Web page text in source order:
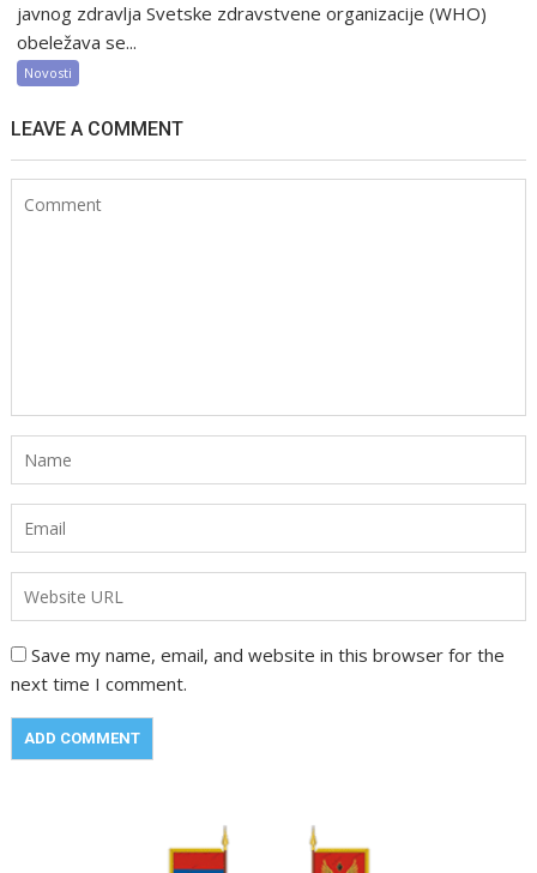
javnog zdravlja Svetske zdravstvene organizacije (WHO)
obeležava se...
Novosti
LEAVE A COMMENT
Save my name, email, and website in this browser for the
next time I comment.